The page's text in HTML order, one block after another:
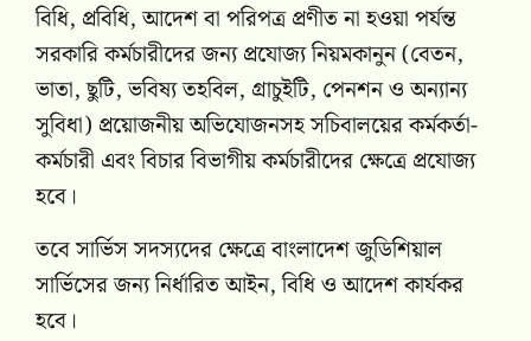
বিধি, প্রবিধি, আদেশ বা পরিপত্র প্রণীত না হওয়া পর্যন্ত
সরকারি কর্মচারীদের জন্য প্রযোজ্য নিয়মকানুন (বেতন,
ভাতা, ছুটি, ভবিষ্য তহবিল, গ্রাচুইটি, পেনশন ও অন্যান্য
সুবিধা) প্রয়োজনীয় অভিযোজনসহ সচিবালয়ের কর্মকর্তা-
কর্মচারী এবং বিচার বিভাগীয় কর্মচারীদের ক্ষেত্রে প্রযোজ্য
হবে।
তবে সার্ভিস সদস্যদের ক্ষেত্রে বাংলাদেশ জুডিশিয়াল
সার্ভিসের জন্য নির্ধারিত আইন, বিধি ও আদেশ কার্যকর
হবে।